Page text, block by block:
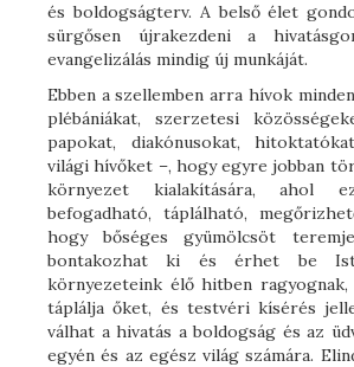
és boldogságterv. A belső élet
sürgősen újrakezdeni a
evangelizálás mindig új munkáját.
Ebben a szellemben arra hívok
plébániákat, szerzetesi
papokat, diakónusokat,
világi hívőket –, hogy egyre jobban
környezet kialakítására, ahol
befogadható, táplálható,
hogy bőséges gyümölcsöt
bontakozhat ki és érhet be
környezeteink élő hitben
táplálja őket, és testvéri kísérés
válhat a hivatás a boldogság és az
egyén és az egész világ számára.